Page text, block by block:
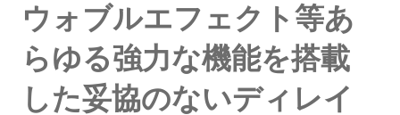
ウォブルエフェクト等あ
らゆる強力な機能を搭載
した妥協のないディレイ